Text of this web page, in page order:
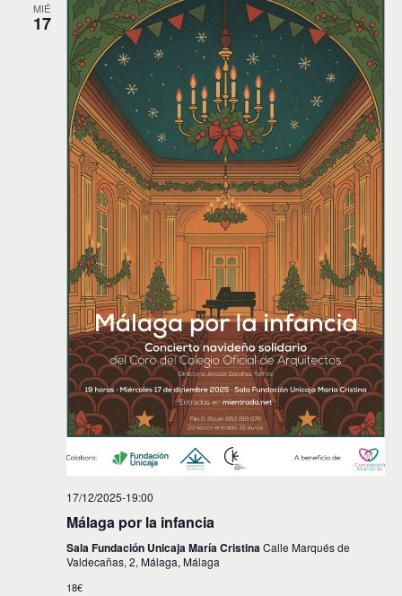
MIÉ
17
17/12/2025-19:00
Málaga por la infancia
Sala Fundación Unicaja María CristinaCalle Marqués de
Valdecañas, 2, Málaga, Málaga
18€